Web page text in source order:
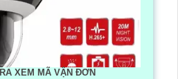
XEM MÃ VẬN ĐƠN